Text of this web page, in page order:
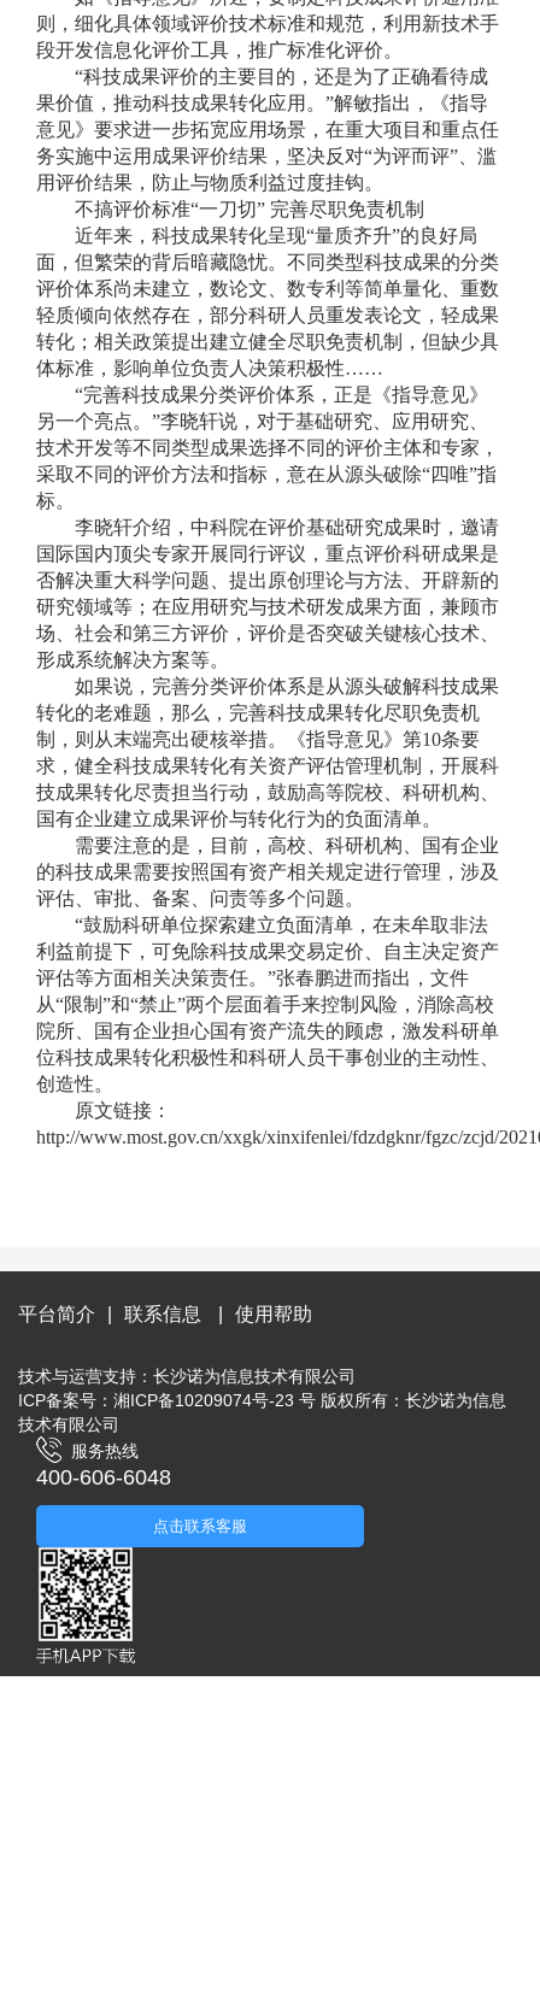
则，细化具体领域评价技术标准和规范，利用新技术手
段开发信息化评价工具，推广标准化评价。
“科技成果评价的主要目的，还是为了正确看待成
果价值，推动科技成果转化应用。”解敏指出，《指导
意见》要求进一步拓宽应用场景，在重大项目和重点任
务实施中运用成果评价结果，坚决反对“为评而评”、滥
用评价结果，防止与物质利益过度挂钩。
不搞评价标准“一刀切” 完善尽职免责机制
近年来，科技成果转化呈现“量质齐升”的良好局
面，但繁荣的背后暗藏隐忧。不同类型科技成果的分类
评价体系尚未建立，数论文、数专利等简单量化、重数
轻质倾向依然存在，部分科研人员重发表论文，轻成果
转化；相关政策提出建立健全尽职免责机制，但缺少具
体标准，影响单位负责人决策积极性……
“完善科技成果分类评价体系，正是《指导意见》
另一个亮点。”李晓轩说，对于基础研究、应用研究、
技术开发等不同类型成果选择不同的评价主体和专家，
采取不同的评价方法和指标，意在从源头破除“四唯”指
标。
李晓轩介绍，中科院在评价基础研究成果时，邀请
国际国内顶尖专家开展同行评议，重点评价科研成果是
否解决重大科学问题、提出原创理论与方法、开辟新的
研究领域等；在应用研究与技术研发成果方面，兼顾市
场、社会和第三方评价，评价是否突破关键核心技术、
形成系统解决方案等。
如果说，完善分类评价体系是从源头破解科技成果
转化的老难题，那么，完善科技成果转化尽职免责机
制，则从末端亮出硬核举措。《指导意见》第10条要
求，健全科技成果转化有关资产评估管理机制，开展科
技成果转化尽责担当行动，鼓励高等院校、科研机构、
国有企业建立成果评价与转化行为的负面清单。
需要注意的是，目前，高校、科研机构、国有企业
的科技成果需要按照国有资产相关规定进行管理，涉及
评估、审批、备案、问责等多个问题。
“鼓励科研单位探索建立负面清单，在未牟取非法
利益前提下，可免除科技成果交易定价、自主决定资产
评估等方面相关决策责任。”张春鹏进而指出，文件
从“限制”和“禁止”两个层面着手来控制风险，消除高校
院所、国有企业担心国有资产流失的顾虑，激发科研单
位科技成果转化积极性和科研人员干事创业的主动性、
创造性。
原文链接：
http://www.most.gov.cn/xxgk/xinxifenlei/fdzdgknr/fgzc/zcjd/
平台简介 联系信息 使用帮助
技术与运营支持： 长沙诺为信息技术有限公司
ICP备案号：湘ICP备10209074号-23 号 版权所有：长沙诺为信息
技术有限公司
服务热线
400-606-6048
点击联系客服